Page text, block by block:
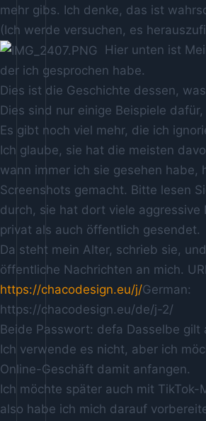
mehr gibs. Ich denke, das ist
(Ich werde versuchen, es
Hier unten ist
der ich gesprochen habe.
Dies ist die Geschichte dessen,
Dies sind nur einige Beispiele
Es gibt noch viel mehr, die ich
Ich glaube, sie hat die meisten
wann immer ich sie gesehen habe,
Screenshots gemacht. Bitte lesen
durch, sie hat dort viele aggressive
privat als auch öffentlich gesendet.
Da steht mein Alter, schrieb sie,
öffentliche Nachrichten an mich.
https://chacodesign.eu/j/German:
https://chacodesign.eu/de/j-2/
Beide Passwort: defa Dasselbe gilt
Ich verwende es nicht, aber ich
Online-Geschäft damit anfangen.
Ich möchte später auch mit TikTok-
also habe ich mich darauf